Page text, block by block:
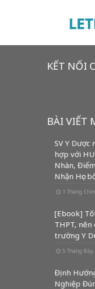
KẾT NỐI
BÀI VIẾT
SV Y Dược
hợp với
Nhàn,
Nhận Học
1 Tháng
[Ebook]
THPT, nên
trường Y
5 Tháng
Định
Nghiệp